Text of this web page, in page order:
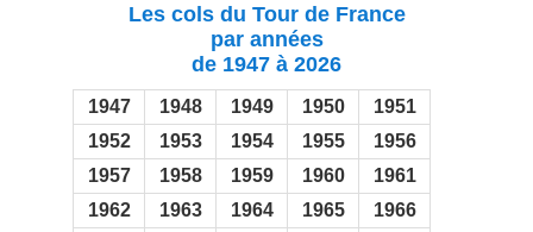
Les cols du Tour de France
par années
de 1947 à 2026
1947 1948 1949 1950
1951
1952
1953 1954 1955
1956
1957
1958 1959 1960
1961
1962
1963 1964 1965
1966